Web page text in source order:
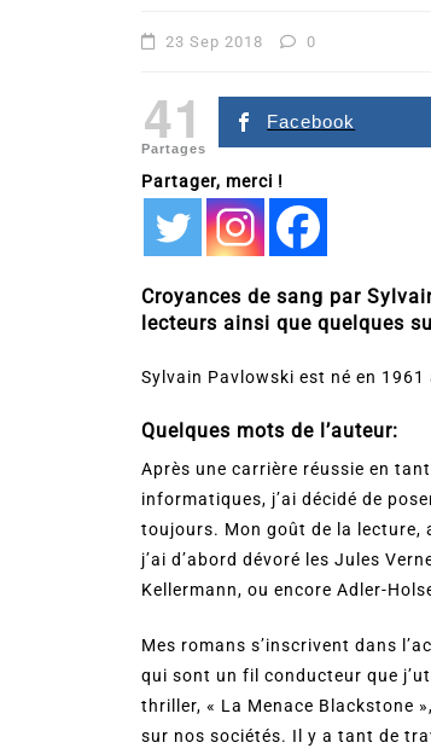
23 Sep 2018 0
41
Partages
Facebook
Partager, merci !
Croyances de sang par
lecteurs ainsi que quelques
Sylvain Pavlowski est né en
Quelques mots de l’auteur:
Après une carrière réussie en
informatiques, j’ai décidé de
toujours. Mon goût de la lecture,
j’ai d’abord dévoré les Jules
Kellermann, ou encore Adler-
Mes romans s’inscrivent dans
qui sont un fil conducteur que
thriller, « La Menace Blackstone
sur nos sociétés. Il y a tant de
Dans Romance
2026
littérature